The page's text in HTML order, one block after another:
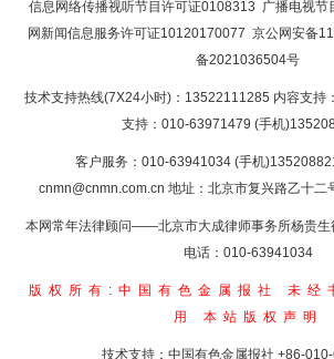
信息网络传播视听节目许可证0108313 广播电视节
网新闻信息服务许可证10120170077 京公网安备
备2021036504号
技术支持热线(7X24小时)：13522111285 内容支持
支持：010-63971479 (手机
客户服务：010-63941034 (手机
cnmn@cnmn.com.cn 地址：北京市复兴路乙十二
本网常年法律顾问——北京市大成律师事务所杨贵生
电话：010-63941034
版权所有:中国有色金属报社
未经
用 本站版权声明
技术支持：中国有色金属报社 +86-